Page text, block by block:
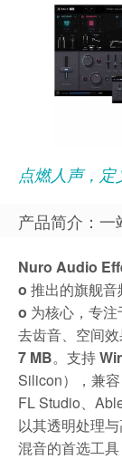
点燃人声，
产品简介：
Nuro Audio
o 推出的旗舰
o 为核心，专注
去齿音、空间
7 MB。支持
Silicon），兼容
FL Studio、
以其透明处理
混音的首选工具